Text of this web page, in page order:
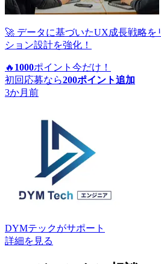
🚀 データに基づいたUX成長戦略を
ション設計を強化！
🔥 1000ポイント 今だけ！
初回応募なら200ポイント追加
3か月前
DYMテックがサポート
詳細を見る